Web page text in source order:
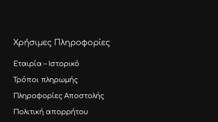
Χρήσιμες Πληροφορίες
Εταιρία – Ιστορικό
Τρόποι πληρωμής
Πληροφορίες Αποστολής
Πολιτική απορρήτου